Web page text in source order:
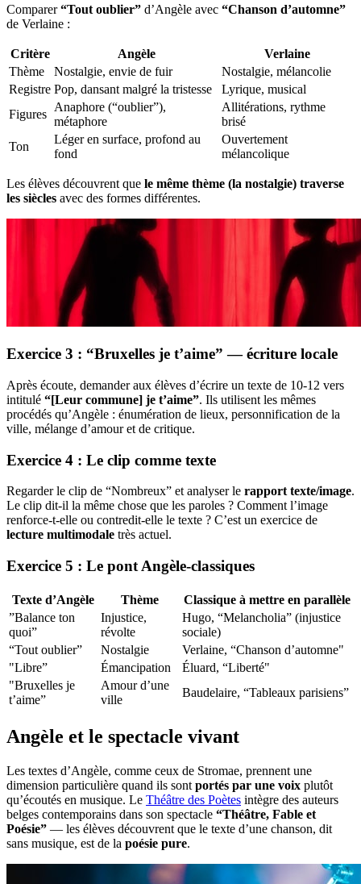
Comparer“Tout oublier” d’Angèle avec “Chanson d’automne”
de Verlaine :
Critère Angèle
Verlaine
Thème
Nostalgie, envie de fuir
Nostalgie, mélancolie
Registre Pop, dansant malgré la tristesse
Lyrique, musical
Figures
Anaphore (“oublier”),
métaphore
Allitérations, rythme
brisé
Ton
Léger en surface, profond au
fond
Ouvertement
mélancolique
Les élèves découvrent que le même thème (la nostalgie) traverse
les siècles avec des formes différentes.
Exercice 3 : “Bruxelles je t’aime” — écriture locale
Après écoute, demander aux élèves d’écrire un texte de 10-12 vers
intitulé “[Leur commune] je t’aime”. Ils utilisent les mêmes
procédés qu’Angèle : énumération de lieux, personnification de la
ville, mélange d’amour et de critique.
Exercice 4 : Le clip comme texte
Regarder le clip de “Nombreux” et analyser le rapport texte/image.
Le clip dit-il la même chose que les paroles ? Comment l’image
renforce-t-elle ou contredit-elle le texte ? C’est un exercice de
lecture multimodale très actuel.
Exercice 5 : Le pont Angèle-classiques
Texte d’Angèle Thème
Classique à mettre en parallèle
”Balance ton
quoi”
Injustice,
révolte
Hugo, “Melancholia” (injustice
sociale)
“Tout oublier”
Nostalgie
Verlaine, “Chanson d’automne"
"Libre”
Émancipation
Éluard, “Liberté"
"Bruxelles je
t’aime”
Amour d’une
ville
Baudelaire, “Tableaux parisiens”
Angèle et le spectacle vivant
Les textes d’Angèle, comme ceux de Stromae, prennent une
dimension particulière quand ils sont portés par une voix plutôt
qu’écoutés en musique. Le Théâtre des Poètes intègre des auteurs
belges contemporains dans son spectacle “Théâtre, Fable et
Poésie” — les élèves découvrent que le texte d’une chanson, dit
sans musique, est de la poésie pure.